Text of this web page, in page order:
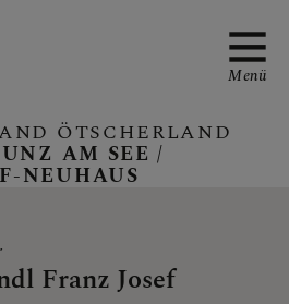
ÖTSCHERLAND
AM SEE /
NEUHAUS
Menü
Franz Josef